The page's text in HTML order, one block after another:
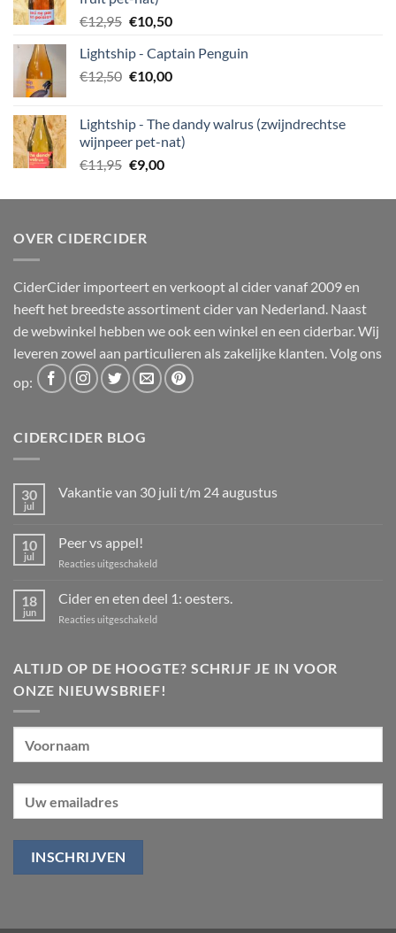
€15,95.
€12,95 Oorspronkelijke
was:
€12,95.
€10,50Huidige
is:
€10,50.
Lightship - Captain Penguin
€12,50 Oorspronkelijke
€12,50.
€10,00Huidige
€10,00.
Lightship - The dandy walrus (zwijndrechtse
wijnpeer pet-nat)
€11,95 Oorspronkelijke
was:
€9,00Huidige
is:
OVER CIDERCIDER
CiderCider importeert en verkoopt al cider vanaf 2009 en
heeft het breedste assortiment cider van Nederland. Naast
de webwinkel hebben we ook een winkel en een ciderbar. Wij
leveren zowel aan particulieren als zakelijke klanten. Volg ons
op:
CIDERCIDER BLOG
30
jul
Vakantie van 30 juli t/m 24 augustus
Vakantie
30
24
augustus
10
jul
Peer vs appel!
Reacties uitgeschakeldvoor
vs
appel!
18
jun
Cider en eten deel 1: oesters.
Reacties uitgeschakeldvoor
eten
1:
ALTIJD OP DE HOOGTE? SCHRIJF JE IN VOOR
ONZE NIEUWSBRIEF!